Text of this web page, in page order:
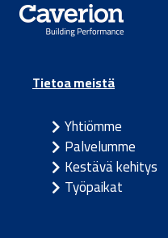
Tietoa meistä
Yhtiömme
Palvelumme
Kestävä kehitys
Työpaikat